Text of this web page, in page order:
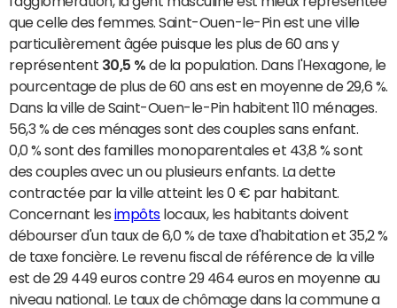
que celle des femmes. Saint-Ouen-le-Pin est une ville
particulièrement âgée puisque les plus de 60 ans y
représentent 30,5 % de la population. Dans l'Hexagone, le
pourcentage de plus de 60 ans est en moyenne de 29,6 %.
Dans la ville de Saint-Ouen-le-Pin habitent 110 ménages.
56,3 % de ces ménages sont des couples sans enfant.
0,0 % sont des familles monoparentales et 43,8 % sont
des couples avec un ou plusieurs enfants. La dette
contractée par la ville atteint les 0 € par habitant.
Concernant les impôtslocaux, les habitants doivent
débourser d'un taux de 6,0 % de taxe d'habitation et 35,2 %
de taxe foncière. Le revenu fiscal de référence de la ville
est de 29 449 euros contre 29 464 euros en moyenne au
niveau national. Le taux de chômage dans la commune a